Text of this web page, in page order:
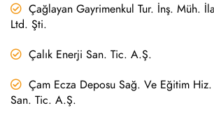
Çağlayan Gayrimenkul Tur. İnş. Müh.
Ltd. Şti.
Çalık Enerji San. Tic. A.Ş.
Çam Ecza Deposu Sağ. Ve Eğitim
San. Tic. A.Ş.